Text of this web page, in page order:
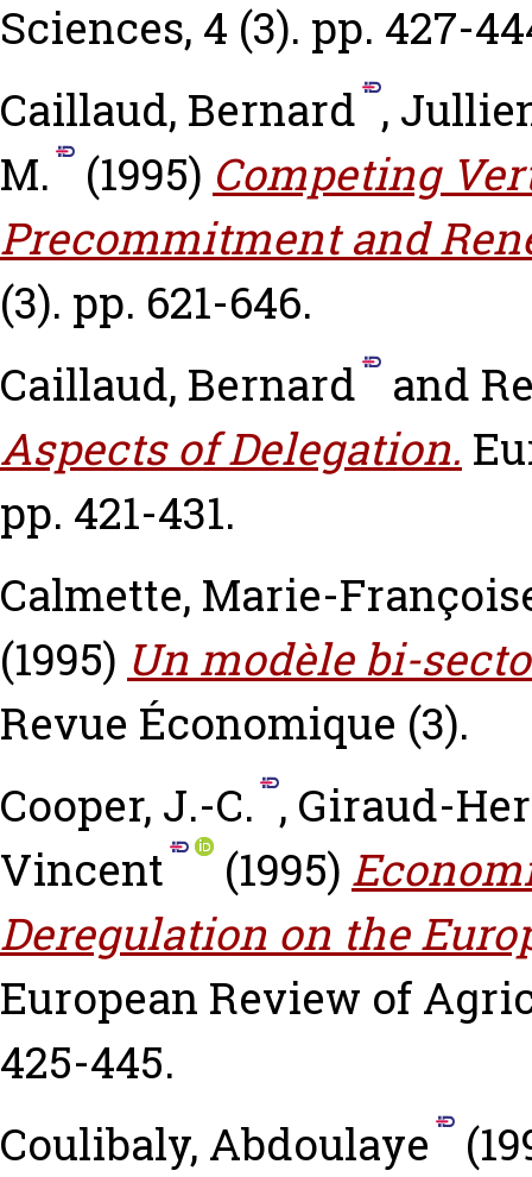
Sciences, 4 (3). pp. 427-
Caillaud, Bernard ,
M.
(1995) Competing
Precommitment and
(3). pp. 621-646.
Caillaud, Bernard
and
Aspects of Delegation.
pp. 421-431.
Calmette, Marie-
(1995) Un modèle bi-
Revue Économique (3).
Cooper, J.-C. , Giraud-
Vincent
(1995)
Deregulation on the
European Review of
425-445.
Coulibaly, Abdoulaye